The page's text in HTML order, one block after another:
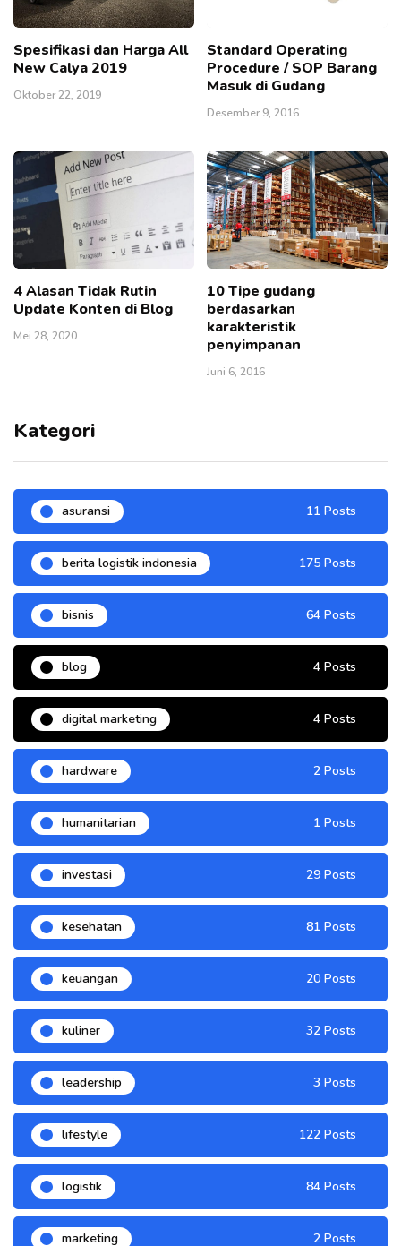
Spesifikasi dan Harga All
New Calya 2019
Oktober 22, 2019
Standard Operating
Procedure / SOP Barang
Masuk di Gudang
Desember 9, 2016
4 Alasan Tidak Rutin
Update Konten di Blog
Mei 28, 2020
10 Tipe gudang
berdasarkan
karakteristik
penyimpanan
Juni 6, 2016
Kategori
asuransi 11 Posts
berita logistik indonesia 175 Posts
bisnis 64 Posts
blog 4 Posts
digital marketing 4 Posts
hardware 2 Posts
humanitarian 1 Posts
investasi 29 Posts
kesehatan 81 Posts
keuangan 20 Posts
kuliner 32 Posts
leadership 3 Posts
lifestyle 122 Posts
logistik 84 Posts
marketing 2 Posts